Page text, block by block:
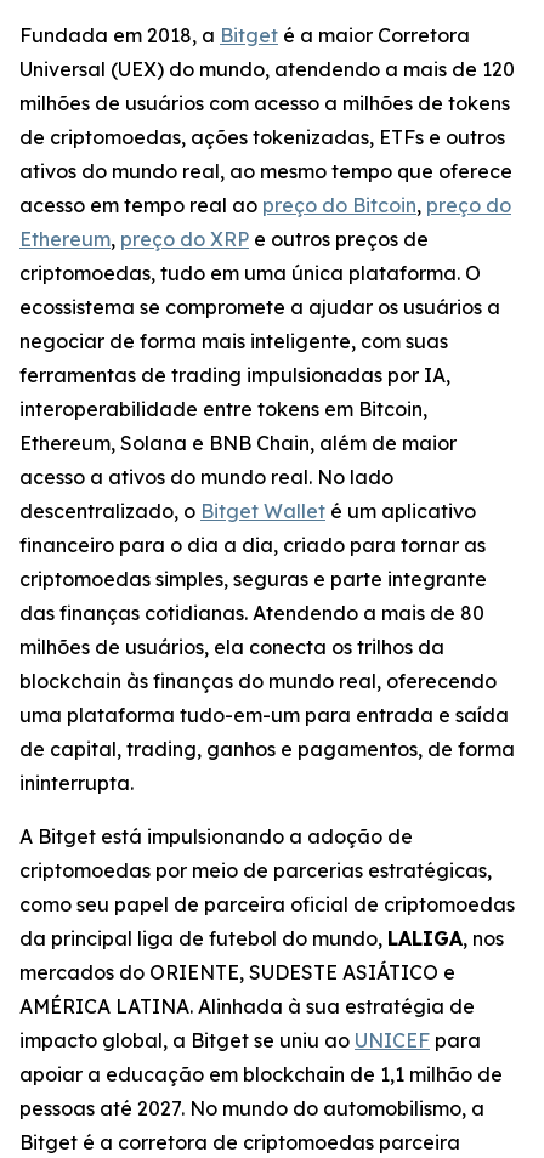
Fundada em 2018, a Bitget é a maior Corretora
Universal (UEX) do mundo, atendendo a mais de 120
milhões de usuários com acesso a milhões de tokens
de criptomoedas, ações tokenizadas, ETFs e outros
ativos do mundo real, ao mesmo tempo que oferece
acesso em tempo real ao preço do Bitcoin, preço do
Ethereum, preço do XRP e outros preços de
criptomoedas, tudo em uma única plataforma. O
ecossistema se compromete a ajudar os usuários a
negociar de forma mais inteligente, com suas
ferramentas de trading impulsionadas por IA,
interoperabilidade entre tokens em Bitcoin,
Ethereum, Solana e BNB Chain, além de maior
acesso a ativos do mundo real. No lado
descentralizado, o Bitget Wallet é um aplicativo
financeiro para o dia a dia, criado para tornar as
criptomoedas simples, seguras e parte integrante
das finanças cotidianas. Atendendo a mais de 80
milhões de usuários, ela conecta os trilhos da
blockchain às finanças do mundo real, oferecendo
uma plataforma tudo-em-um para entrada e saída
de capital, trading, ganhos e pagamentos, de forma
ininterrupta.
A Bitget está impulsionando a adoção de
criptomoedas por meio de parcerias estratégicas,
como seu papel de parceira oficial de criptomoedas
da principal liga de futebol do mundo, LALIGA, nos
mercados do ORIENTE, SUDESTE ASIÁTICO e
AMÉRICA LATINA. Alinhada à sua estratégia de
impacto global, a Bitget se uniu ao UNICEF para
apoiar a educação em blockchain de 1,1 milhão de
pessoas até 2027. No mundo do automobilismo, a
Bitget é a corretora de criptomoedas parceira